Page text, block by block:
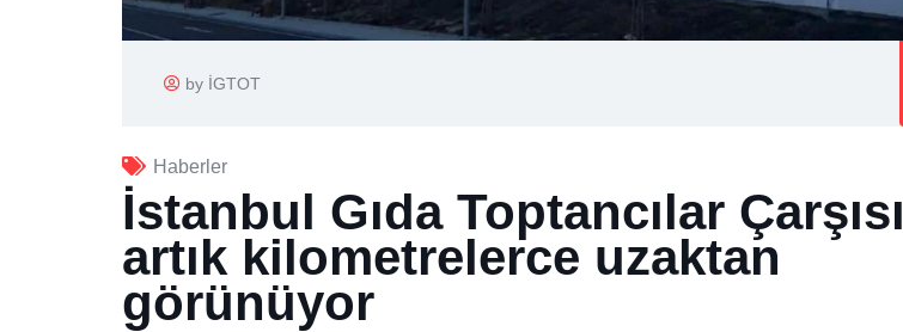
by İGTOT
Haberler
İstanbul Gıda Toptancılar Çarşısı
artık kilometrelerce uzaktan
görünüyor